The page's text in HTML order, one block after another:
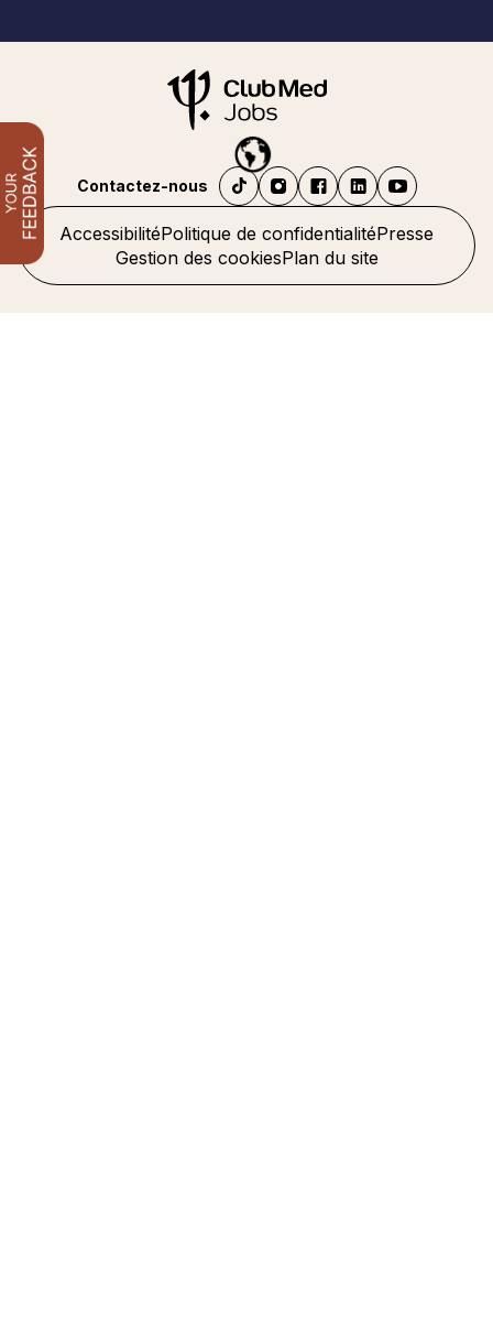
AccessibilitéPolitique de confidentialitéPresse
Gestion des cookiesPlan du site
Contactez-nous